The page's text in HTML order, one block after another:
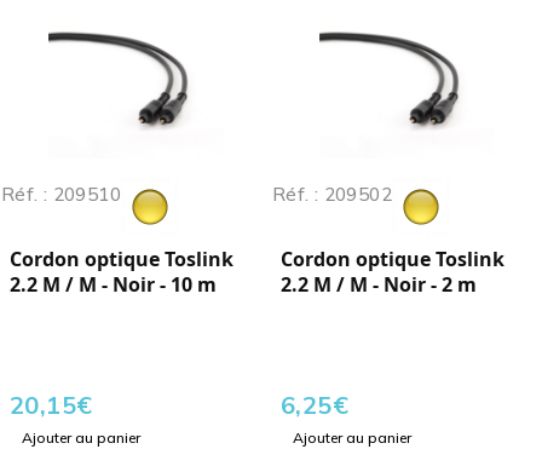
Réf. : 209510
Cordon optique Toslink
2.2 M / M - Noir - 10 m
20,15€
Ajouter au panier
Réf. : 209502
Cordon optique Toslink
2.2 M / M - Noir - 2 m
6,25€
Ajouter au panier